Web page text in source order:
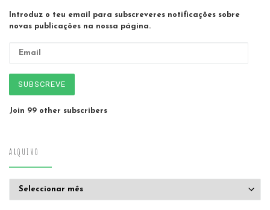
Introduz o teu email para subscreveres notificações sobre
novas publicações na nossa página.
SUBSCREVE
Join 99 other subscribers
ARQUIVO